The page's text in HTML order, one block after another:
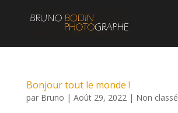
Bonjour tout le monde !
par Bruno | Août 29, 2022| Non classé